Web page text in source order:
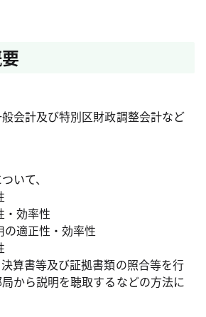
会計及び特別区財政調整会計など
いて、
効率性
適正性・効率性
算書等及び証拠書類の照合等を行
から説明を聴取するなどの方法に